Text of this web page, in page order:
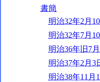
書簡
明治32年2月
明治32年7月
明治36年旧7
明治37年2月3
明治38年11月